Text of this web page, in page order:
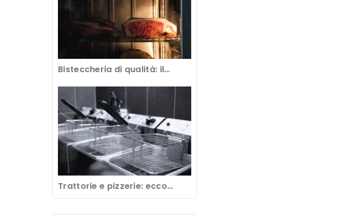
Bisteccheria di qualità: il
carne
Trattorie e pizzerie: ecco
come pulire una friggitrice
professionale